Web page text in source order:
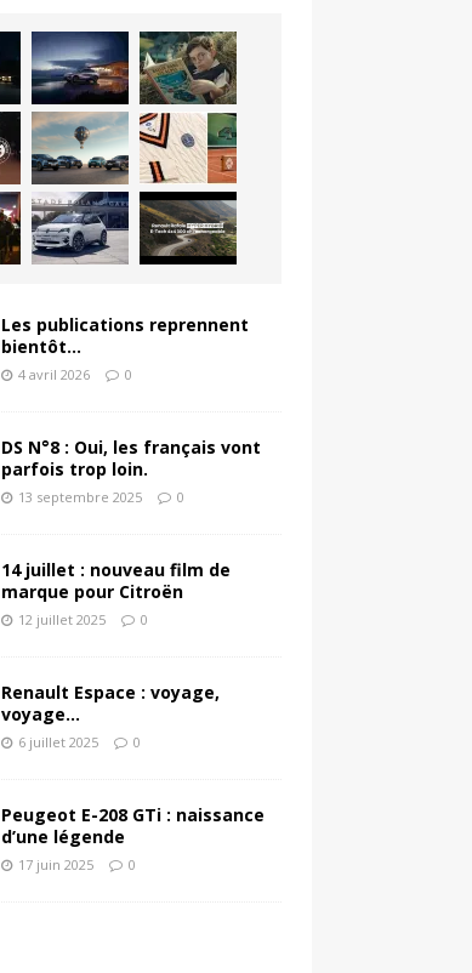
Les publications reprennent
bientôt…
4 avril 2026 0
DS N°8 : Oui, les français vont
parfois trop loin.
13 septembre 2025 0
14 juillet : nouveau film de
marque pour Citroën
12 juillet 2025 0
Renault Espace : voyage,
voyage…
6 juillet 2025 0
Peugeot E-208 GTi : naissance
d’une légende
17 juin 2025 0